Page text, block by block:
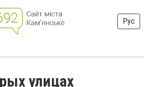
Рус
улицах